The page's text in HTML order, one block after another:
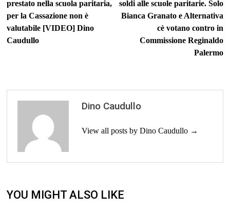
prestato nella scuola paritaria,
per la Cassazione non è
valutabile [VIDEO] Dino
Caudullo
soldi alle scuole paritarie. Solo
Bianca Granato e Alternativa
cè votano contro in
Commissione Reginaldo
Palermo
Dino Caudullo
View all posts by Dino Caudullo →
YOU MIGHT ALSO LIKE